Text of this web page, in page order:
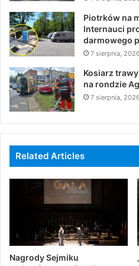
Piotrków na
Internauci
darmowego
7 sierpnia, 2026
Kosiarz
na rondzie
7 sierpnia, 2026
Related Articles
Nagrody Sejmiku